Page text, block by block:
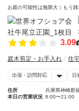
お庭の可能性は無限大｜もう
3.09
庭木剪定・お手入れ 住
出張・訪問対応 日
住所
兵庫県神崎郡
本日の営業状況 8:00〜21:00